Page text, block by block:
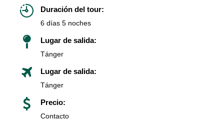
Duración del tour:
6 días 5 noches
Lugar de salida:
Tánger
Lugar de salida:
Tánger
Precio:
Contacto